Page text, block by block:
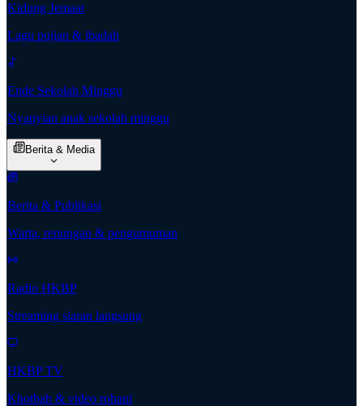
Kidung Jemaat
Lagu pujian & ibadah
Ende Sekolah Minggu
Nyanyian anak sekolah minggu
Berita & Media
Berita & Publikasi
Warta, renungan & pengumuman
Radio HKBP
Streaming siaran langsung
HKBP TV
Khotbah & video rohani